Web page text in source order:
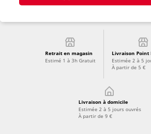
Retrait en magasin
Estimé 1 à 3h Gratuit
Livraison Point
Estimée 2 à 5
À partir de 5 €
Livraison à domicile
Estimée 2 à 5 jours ouvrés
À partir de 9 €